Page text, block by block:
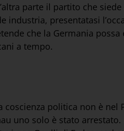
parte il partito che
industria, presentatasi
che la Germania
a tempo.
coscienza politica non è
uno solo è stato